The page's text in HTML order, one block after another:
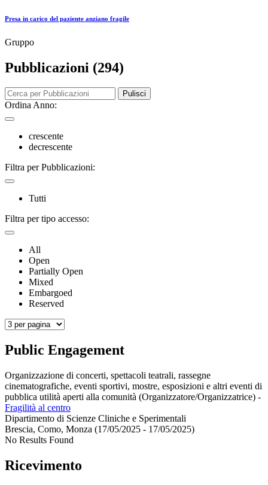
Presa in carico del paziente anziano fragile
Gruppo
Pubblicazioni (294)
Pulisci
Ordina Anno:
crescente
decrescente
Filtra per Pubblicazioni:
Tutti
Filtra per tipo accesso:
All
Open
Partially Open
Mixed
Embargoed
Reserved
Public Engagement
Organizzazione di concerti, spettacoli teatrali, rassegne
cinematografiche, eventi sportivi, mostre, esposizioni e altri eventi di
pubblica utilità aperti alla comunità (Organizzatore/Organizzatrice) -
Fragilità al centro
Dipartimento di Scienze Cliniche e Sperimentali
Brescia, Como, Monza (17/05/2025 - 17/05/2025)
No Results Found
Ricevimento